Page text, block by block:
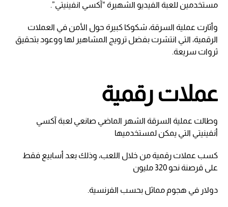
مستخدمين للعبة الفيديو الشهيرة “آكسي انفينيتي”.
وأثارت عملية السرقة، شكوكا كبيرة حول الأمن في العملات
الرقمية، التي انتشرت بفضل ترويج المشاهير لها ووعود بتحقيق
ثروات سريعة.
عملات رقمية
وطالت عملية السرقة الشهر الماضي صانعي لعبة آكسي
أنفينيتي التي يمكن لمستخدميها
كسب عملات رقمية من خلال اللعب، وذلك بعد أسابيع فقط
على قرصنة نحو 320 مليون
دولار في هجوم مماثل بحسب الفرنسية.